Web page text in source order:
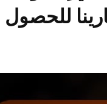
للحصول